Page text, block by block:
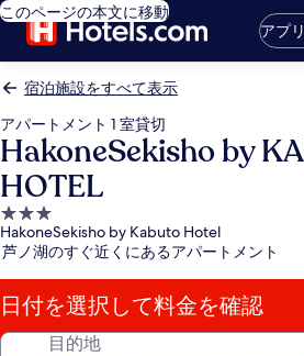
このページの本文に移動
アプ
宿泊施設をすべて表示
アパートメント 1 室貸切
HakoneSekisho by
HOTEL
3.0
つ
星
宿
泊
施
HakoneSekisho by Kabuto Hotel
芦ノ湖のすぐ近くにあるアパートメント
日付を選択して料金を確認
目的地